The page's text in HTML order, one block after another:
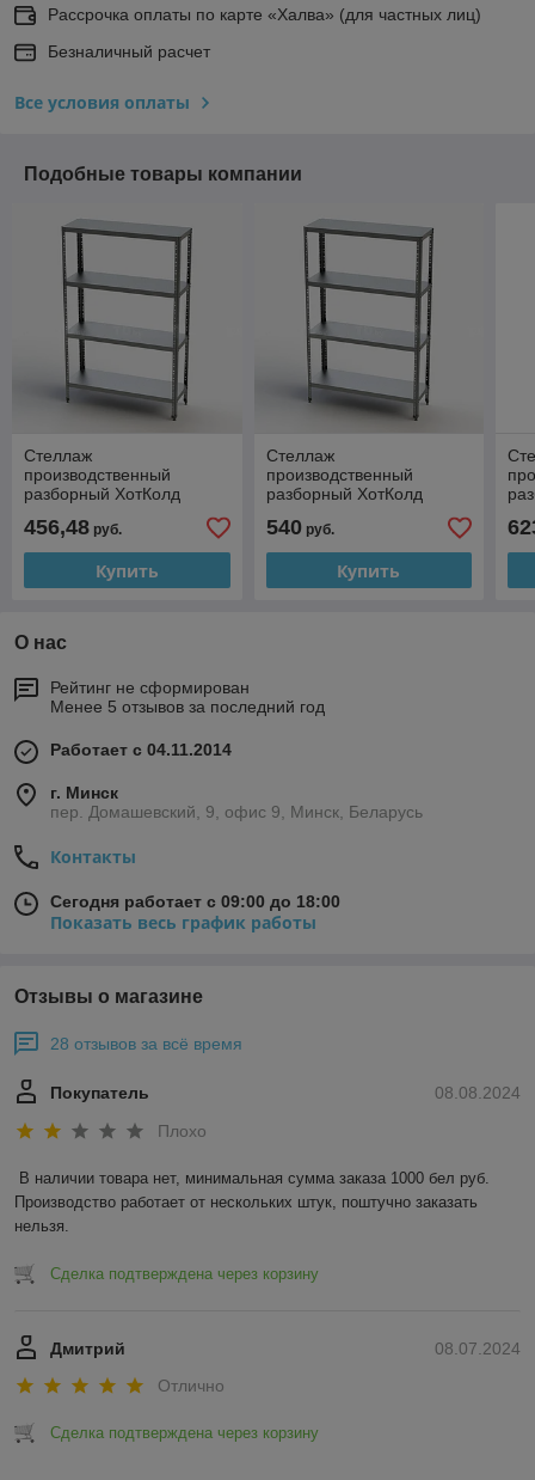
Рассрочка оплаты по карте «Халва» (для частных лиц)
Безналичный расчет
Все условия оплаты
Подобные товары компании
Стеллаж
производственный
разборный ХотКолд
500×400×1800
456,48 руб.
Купить
Стеллаж
производственный
разборный ХотКолд
700×400×1800
540руб.
Купить
О нас
Рейтинг не сформирован
Менее 5 отзывов за последний год
Работает с 04.11.2014
г. Минск
пер. Домашевский, 9, офис 9, Минск, Беларусь
Контакты
Сегодня работает с 09:00 до 18:00
Показать весь график работы
Отзывы о магазине
28 отзывов за всё время
08.08.2024
Покупатель
Плохо
В наличии товара нет, минимальная сумма заказа 1000 бел руб.
Производство работает от нескольких штук, поштучно заказать
нельзя.
Сделка подтверждена через корзину
08.07.2024
Дмитрий
Отлично
Сделка подтверждена через корзину